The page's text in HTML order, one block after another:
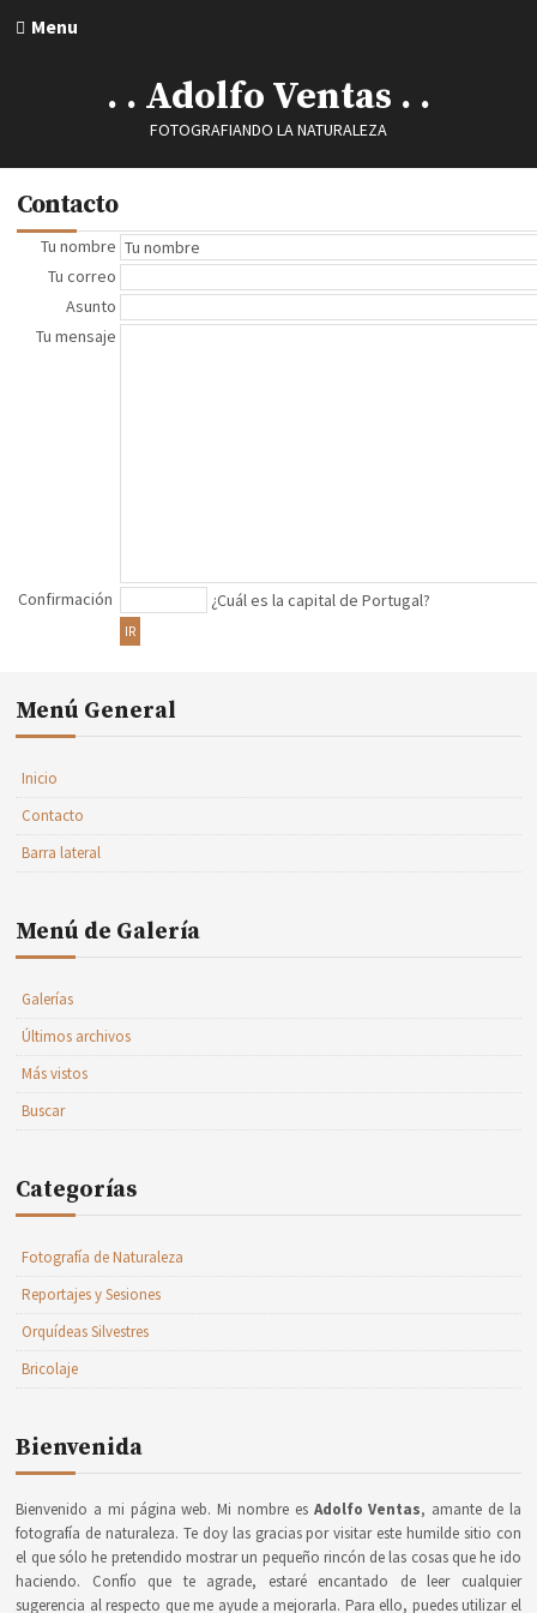
Menu
. . Adolfo Ventas . .
FOTOGRAFIANDO LA NATURALEZA
Contacto
Tu nombre
Tu correo
Asunto
Tu mensaje
Confirmación ¿Cuál es la capital de Portugal?
IR
Menú General
Inicio
Contacto
Barra lateral
Menú de Galería
Galerías
Últimos archivos
Más vistos
Buscar
Categorías
Fotografía de Naturaleza
Reportajes y Sesiones
Orquídeas Silvestres
Bricolaje
Bienvenida
Bienvenido a mi página web. Mi nombre es Adolfo Ventas, amante de la
fotografía de naturaleza. Te doy las gracias por visitar este humilde sitio con
el que sólo he pretendido mostrar un pequeño rincón de las cosas que he ido
haciendo. Confío que te agrade, estaré encantado de leer cualquier
sugerencia al respecto que me ayude a mejorarla. Para ello, puedes utilizar el